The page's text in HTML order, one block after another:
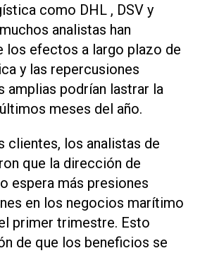
como DHL , DSV y
analistas han
los efectos a largo plazo de
y las repercusiones
amplias podrían lastrar la
meses del año.
clientes, los analistas de
que la dirección de
espera más presiones
en los negocios marítimo
primer trimestre. Esto
de que los ⁠beneficios se